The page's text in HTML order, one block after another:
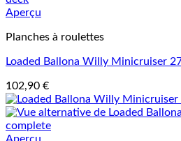
Aperçu
Planches à roulettes
Loaded Ballona Willy Minicruiser
102,90 €